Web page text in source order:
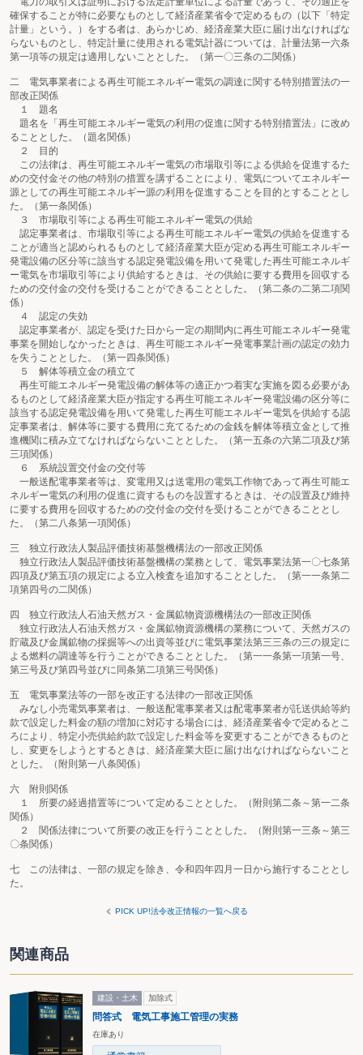
確保することが特に必要なものとして経済産業省令で定めるもの（以下「特定
計量」という。）をする者は、あらかじめ、経済産業大臣に届け出なければな
らないものとし、特定計量に使用される電気計器については、計量法第一六条
第一項等の規定は適用しないこととした。（第一〇三条の二関係）
二 電気事業者による再生可能エネルギー電気の調達に関する特別措置法の一
部改正関係
１ 題名
題名を「再生可能エネルギー電気の利用の促進に関する特別措置法」に改め
ることとした。（題名関係）
２ 目的
この法律は、再生可能エネルギー電気の市場取引等による供給を促進するた
めの交付金その他の特別の措置を講ずることにより、電気についてエネルギー
源としての再生可能エネルギー源の利用を促進することを目的とすることとし
た。（第一条関係）
３ 市場取引等による再生可能エネルギー電気の供給
認定事業者は、市場取引等による再生可能エネルギー電気の供給を促進する
ことが適当と認められるものとして経済産業大臣が定める再生可能エネルギー
発電設備の区分等に該当する認定発電設備を用いて発電した再生可能エネルギ
ー電気を市場取引等により供給するときは、その供給に要する費用を回収する
ための交付金の交付を受けることができることとした。（第二条の二第二項関
係）
４ 認定の失効
認定事業者が、認定を受けた日から一定の期間内に再生可能エネルギー発電
事業を開始しなかったときは、再生可能エネルギー発電事業計画の認定の効力
を失うこととした。（第一四条関係）
５ 解体等積立金の積立て
再生可能エネルギー発電設備の解体等の適正かつ着実な実施を図る必要があ
るものとして経済産業大臣が指定する再生可能エネルギー発電設備の区分等に
該当する認定発電設備を用いて発電した再生可能エネルギー電気を供給する認
定事業者は、解体等に要する費用に充てるための金銭を解体等積立金として推
進機関に積み立てなければならないこととした。（第一五条の六第二項及び第
三項関係）
６ 系統設置交付金の交付等
一般送配電事業者等は、変電用又は送電用の電気工作物であって再生可能エ
ネルギー電気の利用の促進に資するものを設置するときは、その設置及び維持
に要する費用を回収するための交付金の交付を受けることができることとし
た。（第二八条第一項関係）
三 独立行政法人製品評価技術基盤機構法の一部改正関係
独立行政法人製品評価技術基盤機構の業務として、電気事業法第一〇七条第
四項及び第五項の規定による立入検査を追加することとした。（第一一条第二
項第四号の二関係）
四 独立行政法人石油天然ガス・金属鉱物資源機構法の一部改正関係
独立行政法人石油天然ガス・金属鉱物資源機構の業務について、天然ガスの
貯蔵及び金属鉱物の採掘等への出資等並びに電気事業法第三三条の三の規定に
よる燃料の調達等を行うことができることとした。（第一一条第一項第一号、
第三号及び第四号並びに同条第二項第三号関係）
五 電気事業法等の一部を改正する法律の一部改正関係
みなし小売電気事業者は、一般送配電事業者又は配電事業者が託送供給等約
款で設定した料金の額の増加に対応する場合には、経済産業省令で定めるとこ
ろにより、特定小売供給約款で設定した料金等を変更することができるものと
し、変更をしようとするときは、経済産業大臣に届け出なければならないこと
とした。（附則第一八条関係）
六 附則関係
１ 所要の経過措置等について定めることとした。（附則第二条～第一二条
関係）
２ 関係法律について所要の改正を行うこととした。（附則第一三条～第三
〇条関係）
七 この法律は、一部の規定を除き、令和四年四月一日から施行することとし
た。
PICK UP!法令改正情報の一覧へ戻る
関連商品
建設・土木 加除式
問答式 電気工事施工管理の実務
在庫あり